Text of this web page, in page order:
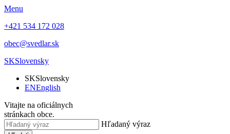
Menu
+421 534 172 028
obec@svedlar.sk
SKSlovensky
SKSlovensky
ENEnglish
Vitajte na oficiálnych
stránkach obce.
Hľadaný výraz